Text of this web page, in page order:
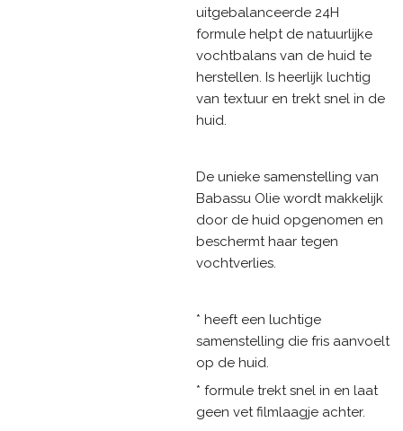
uitgebalanceerde 24H
formule helpt de natuurlijke
vochtbalans van de huid te
herstellen. Is heerlijk luchtig
van textuur en trekt snel in de
huid.
De unieke samenstelling van
Babassu Olie wordt makkelijk
door de huid opgenomen en
beschermt haar tegen
vochtverlies.
* heeft een luchtige
samenstelling die fris aanvoelt
op de huid.
* formule trekt snel in en laat
geen vet filmlaagje achter.